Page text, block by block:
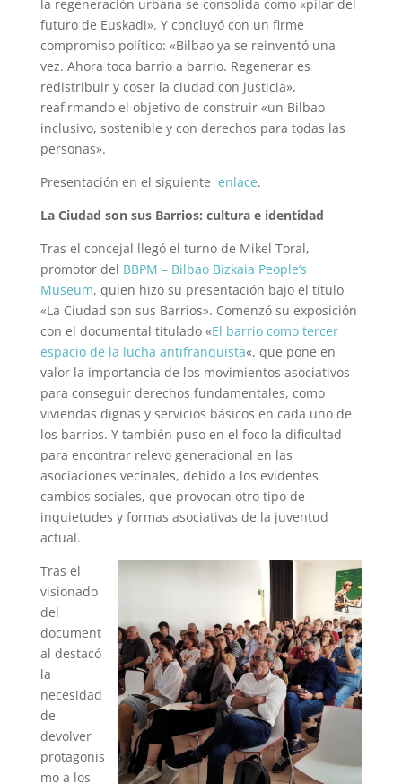
la regeneración urbana se consolida como «pilar del
futuro de Euskadi». Y concluyó con un firme
compromiso político: «Bilbao ya se reinventó una
vez. Ahora toca barrio a barrio. Regenerar es
redistribuir y coser la ciudad con justicia»,
reafirmando el objetivo de construir «un Bilbao
inclusivo, sostenible y con derechos para todas las
personas».
Presentación en el siguiente enlace.
La Ciudad son sus Barrios: cultura e identidad
Tras el concejal llegó el turno de Mikel Toral,
promotor del BBPM – Bilbao Bizkaia People’s
Museum, quien hizo su presentación bajo el título
«La Ciudad son sus Barrios». Comenzó su exposición
con el documental titulado «El barrio como tercer
espacio de la lucha antifranquista«, que pone en
valor la importancia de los movimientos asociativos
para conseguir derechos fundamentales, como
viviendas dignas y servicios básicos en cada uno de
los barrios. Y también puso en el foco la dificultad
para encontrar relevo generacional en las
asociaciones vecinales, debido a los evidentes
cambios sociales, que provocan otro tipo de
inquietudes y formas asociativas de la juventud
actual.
Tras el
visionado
del
document
al destacó
la
necesidad
de
devolver
protagonis
mo a los